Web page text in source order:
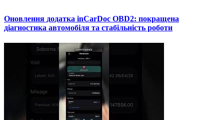
Оновлення додатка inCarDoc OBD2: покращена
діагностика автомобіля та стабільність роботи